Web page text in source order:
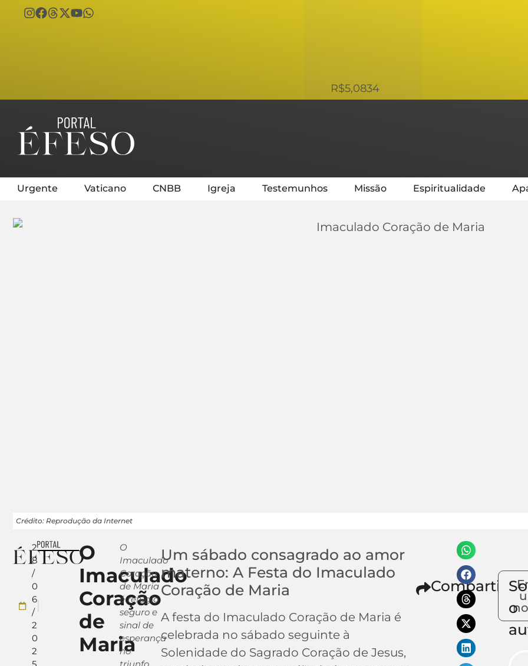
R$5,0834
Urgente Vaticano CNBB Igreja Testemunhos Missão Espiritualidade
Crédito: Reprodução da Internet
2
8
/
0
6
/
2
0
2
O
Imaculado
Coração
de
Maria
O
Imaculado
Coração
de Maria
é refúgio
seguro e
sinal de
esperança
no
Um sábado consagrado ao amor
materno: A Festa do Imaculado
Coração de Maria
A festa do Imaculado Coração de Maria é
celebrada no sábado seguinte à
Solenidade do Sagrado Coração de Jesus,
Compartilhe
o